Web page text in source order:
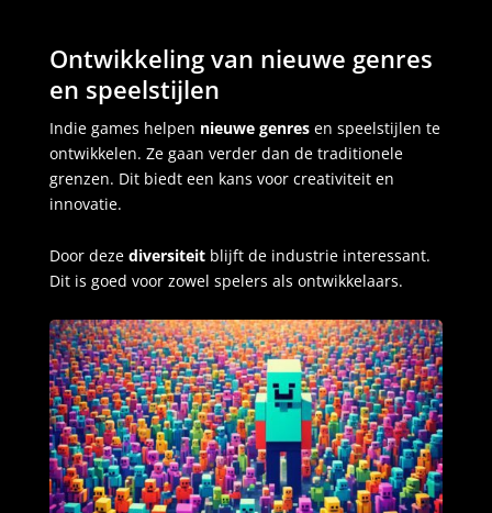
Ontwikkeling van nieuwe genres
en speelstijlen
Indie games helpen nieuwe genresen speelstijlen te
ontwikkelen. Ze gaan verder dan de traditionele
grenzen. Dit biedt een kans voor creativiteit en
innovatie.
Door deze diversiteitblijft de industrie interessant.
Dit is goed voor zowel spelers als ontwikkelaars.